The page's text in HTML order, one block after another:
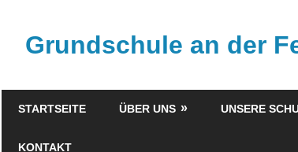
springenGrundschule an der
STARTSEITE ÜBER UNS UNSERE
KONTAKT